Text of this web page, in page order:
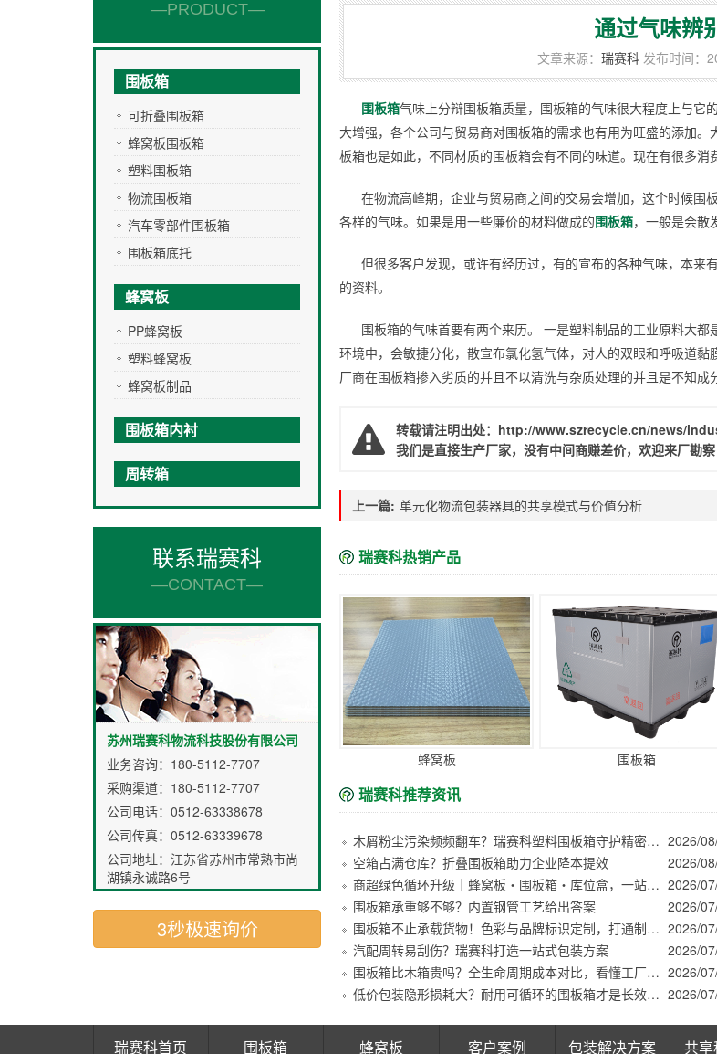
—PRODUCT—
围板箱
可折叠围板箱
蜂窝板围板箱
塑料围板箱
物流围板箱
汽车零部件围板箱
围板箱底托
蜂窝板
PP蜂窝板
塑料蜂窝板
蜂窝板制品
围板箱内衬
周转箱
联系瑞赛科
—CONTACT—
苏州瑞赛科物流科技股份有限公司
业务咨询： 180-5112-7707
采购渠道： 180-5112-7707
公司电话：0512-63338678
公司传真：0512-63339678
公司地址：江苏省苏州市常熟市尚
湖镇永诚路6号
3秒极速询价
通过气味辨
文章来源： 瑞赛科 发布时间：
围板箱气味上分辩围板箱质量，围板箱的气味很大程度上与它
大增强，各个公司与贸易商对围板箱的需求也有用为旺盛的添加
板箱也是如此，不同材质的围板箱会有不同的味道。现在有很多
在物流高峰期，企业与贸易商之间的交易会增加，这个时候
各样的气味。如果是用一些廉价的材料做成的围板箱，一般是会散
但很多客户发现，或许有经历过，有的宣布的各种气味，本来
的资料。
围板箱的气味首要有两个来历。 一是塑料制品的工业原料大
环境中，会敏捷分化，散宣布氯化氢气体，对人的双眼和呼吸道
厂商在围板箱掺入劣质的并且不以清洗与杂质处理的并且是不知
转载请注明出处： http://www.szrecycle.cn/news/
我们是直接生产厂家，没有中间商赚差价，欢迎来厂勘察
上一篇: 单元化物流包装器具的共享模式与价值分析
瑞赛科热销产品
蜂窝板 围板箱
瑞赛科推荐资讯
木屑粉尘污染频频翻车？瑞赛科塑料围板箱守护精密件洁净周转 2026/
空箱占满仓库？折叠围板箱助力企业降本提效
2026/
商超绿色循环升级｜蜂窝板・围板箱・库位盒，一站式解决仓储周转痛点 2026/
围板箱承重够不够？内置钢管工艺给出答案
2026/
围板箱不止承载货物！色彩与品牌标识定制，打通制造业物流管理堵点 2026/
汽配周转易刮伤？瑞赛科打造一站式包装方案
2026/
围板箱比木箱贵吗？全生命周期成本对比，看懂工厂真实降本逻辑 2026/
低价包装隐形损耗大？耐用可循环的围板箱才是长效降本 2026/
瑞赛科首页 围板箱 蜂窝板 客户案例 包装解决方案 共